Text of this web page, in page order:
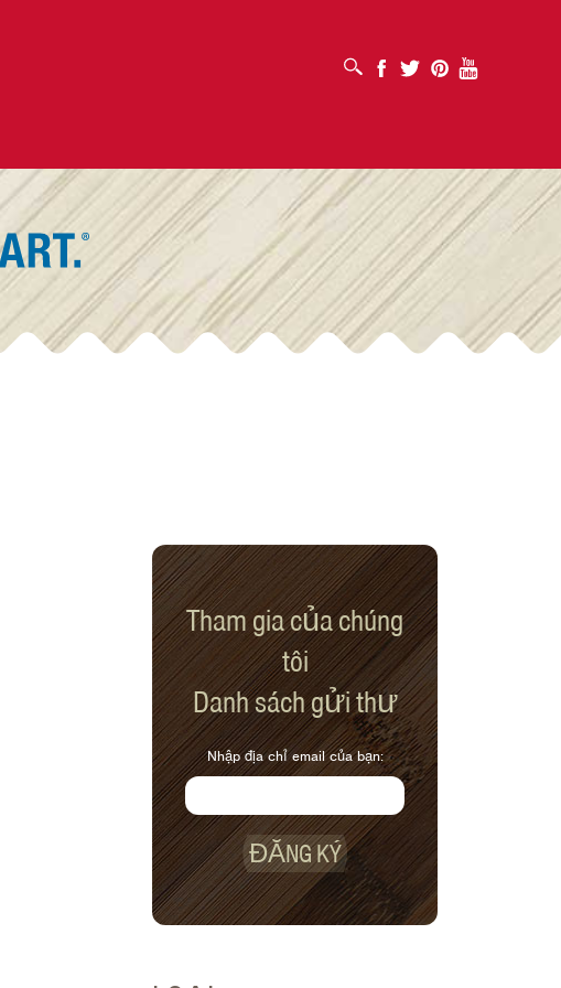
MỞ HỘP TÌM KIẾM Facebook
Twitter PinterestYoutube
Tham gia của chúng
tôi
Danh sách gửi thư
Nhập địa chỉ email của bạn:
ĐĂNG KÝ